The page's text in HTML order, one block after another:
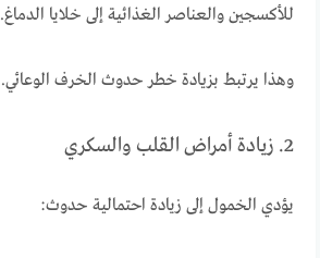
للأكسجين والعناصر الغذائية إلى خلايا الدماغ.
وهذا يرتبط بزيادة خطر حدوث الخرف الوعائي.
2. زيادة أمراض القلب والسكري
يؤدي الخمول إلى زيادة احتمالية حدوث: